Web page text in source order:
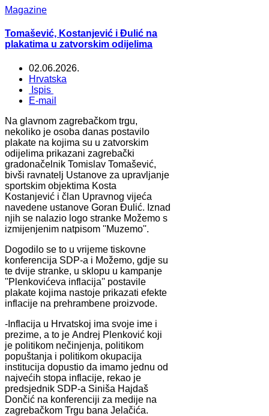
Magazine
Tomašević, Kostanjević i Đulić na
plakatima u zatvorskim odijelima
02.06.2026.
Hrvatska
Ispis
E-mail
Na glavnom zagrebačkom trgu,
nekoliko je osoba danas postavilo
plakate na kojima su u zatvorskim
odijelima prikazani zagrebački
gradonačelnik Tomislav Tomašević,
bivši ravnatelj Ustanove za upravljanje
sportskim objektima Kosta
Kostanjević i član Upravnog vijeća
navedene ustanove Goran Đulić. Iznad
njih se nalazio logo stranke Možemo s
izmijenjenim natpisom ''Muzemo''.
Dogodilo se to u vrijeme tiskovne
konferencija SDP-a i Možemo, gdje su
te dvije stranke, u sklopu u kampanje
''Plenkovićeva inflacija'' postavile
plakate kojima nastoje prikazati efekte
inflacije na prehrambene proizvode.
-Inflacija u Hrvatskoj ima svoje ime i
prezime, a to je Andrej Plenković koji
je politikom nečinjenja, politikom
popuštanja i politikom okupacija
institucija dopustio da imamo jednu od
najvećih stopa inflacije, rekao je
predsjednik SDP-a Siniša Hajdaš
Dončić na konferenciji za medije na
zagrebačkom Trgu bana Jelačića.